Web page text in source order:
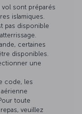
sont préparés
islamiques.
pas disponible
certaines
disponibles.
une
code, les
toute
veuillez